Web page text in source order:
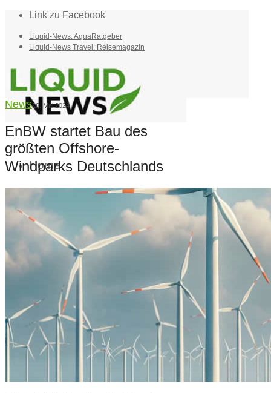
Link zu Facebook
Liquid-News: AquaRatgeber
Liquid-News Travel: Reisemagazin
Home
Menü Menü
News16. Mai 2024
EnBW startet Bau des
größten Offshore-
Windparks Deutschlands